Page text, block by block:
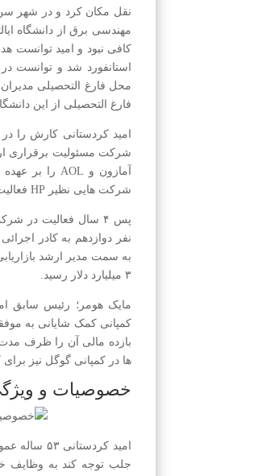
نقل مکان کرد و در شهر سن
کافی نبود و امید توانست
محل فارغ التحصیلی
فارغ التحصیلی از این
شرکت هایی نظیر HP فعالیت می کرده است.
به سمت مدیر ارشد
۳ میلیارد دلار رسید.
کمپانی کمک شایانی به
ها در کمپانی گوگل نیز
خصوصیات و
امید
جلب توجه کند به وظایف